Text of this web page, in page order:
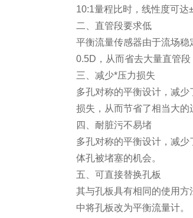
10:1量程比时，线性度可达
二、直管段要求低
平衡流量传感器由于流场
0.5D ，从而省去大量直管
三、减少*压力损失
多孔对称的平衡设计，减
损失，从而节省了相当大的
四、耐脏污不易堵
多孔对称的平衡设计，减
体孔被堵塞的机会。
五、可直接替换孔板
其与孔板具有相同的使用
中将孔板改为平衡流量计。